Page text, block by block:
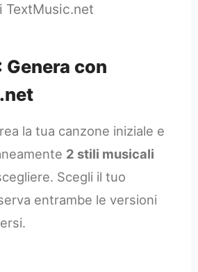
TextMusic.net
Genera con
la tua canzone iniziale e
2 stili musicali
Scegli il tuo
entrambe le versioni